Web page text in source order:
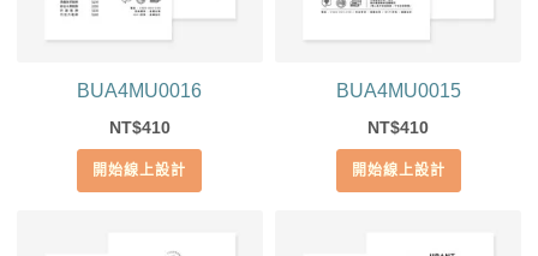
BUA4MU0016
NT$410
開始線上設計
BUA4MU0015
NT$410
開始線上設計